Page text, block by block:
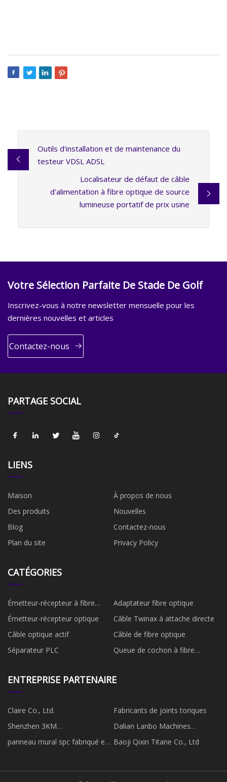
Outils d'installation et de maintenance du
testeur VDSL ADSL
Localisateur de défaut de câble
d'alimentation à fibre optique de source
lumineuse portatif de prix usine
Votre Sélection Parfaite De Stade De Golf
Inscrivez-vous à notre newsletter mensuelle pour les
dernières nouvelles et articles
Contactez-nous
PARTAGE SOCIAL
LIENS
Maison
À propos de nous
Des produits
Nouvelles
Blog
Contactez-nous
Plan du site
Privacy Policy
CATÉGORIES
Émetteur-récepteur à fibre
optique
Adaptateur fibre optique
Émetteur-récepteur optique
Câble Twinax à attache directe
Câble optique actif
Câble de fibre optique
Séparateur PLC
Queue de cochon à fibre
ENTREPRISE PARTENAIRE
Claire Co., Ltd.
Fabricants de joints toriques
Shenzhen 3KM
Optoélectronique Technologie
Dalian Lanbo Machines
Fabrication Co., Ltd.
panneau mural spc fabriqué en
Baoji Qixin Titane Co., Ltd